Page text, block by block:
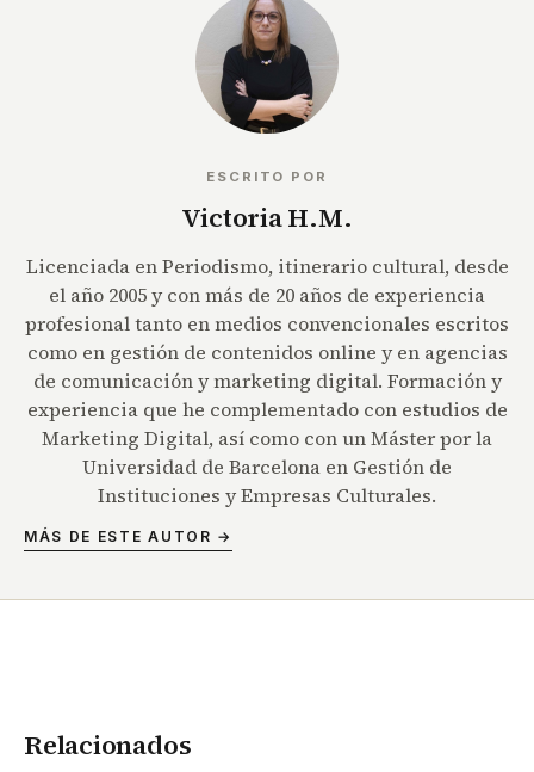
ESCRITO POR
Victoria H.M.
Licenciada en Periodismo, itinerario cultural, desde
el año 2005 y con más de 20 años de experiencia
profesional tanto en medios convencionales escritos
como en gestión de contenidos online y en agencias
de comunicación y marketing digital. Formación y
experiencia que he complementado con estudios de
Marketing Digital, así como con un Máster por la
Universidad de Barcelona en Gestión de
Instituciones y Empresas Culturales.
MÁS DE ESTE AUTOR →
Relacionados